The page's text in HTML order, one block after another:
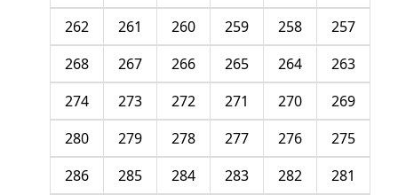
257
258
259
260
261
262
263
264
265
266
267
268
269
270
271
272
273
274
275
276
277
278
279
280
281
282
283
284
285
286